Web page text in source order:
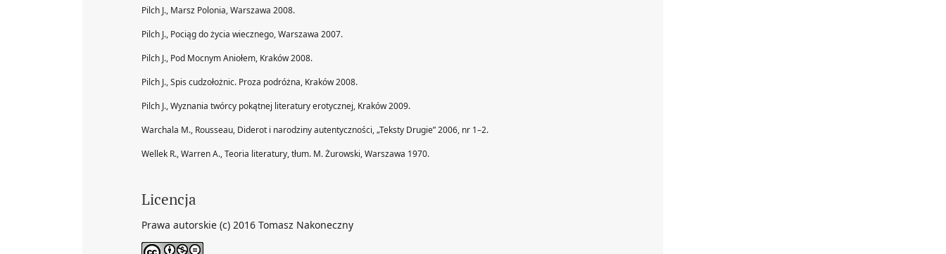
Pilch J., Marsz Polonia, Warszawa 2008.
Pilch J., Pociąg do życia wiecznego, Warszawa 2007.
Pilch J., Pod Mocnym Aniołem, Kraków 2008.
Pilch J., Spis cudzołożnic. Proza podróżna, Kraków 2008.
Pilch J., Wyznania twórcy pokątnej literatury erotycznej, Kraków 2009.
Warchala M., Rousseau, Diderot i narodziny autentyczności, „Teksty Drugie” 2006, nr 1–2.
Wellek R., Warren A., Teoria literatury, tłum. M. Żurowski, Warszawa 1970.
Licencja
Prawa autorskie (c) 2016 Tomasz Nakoneczny